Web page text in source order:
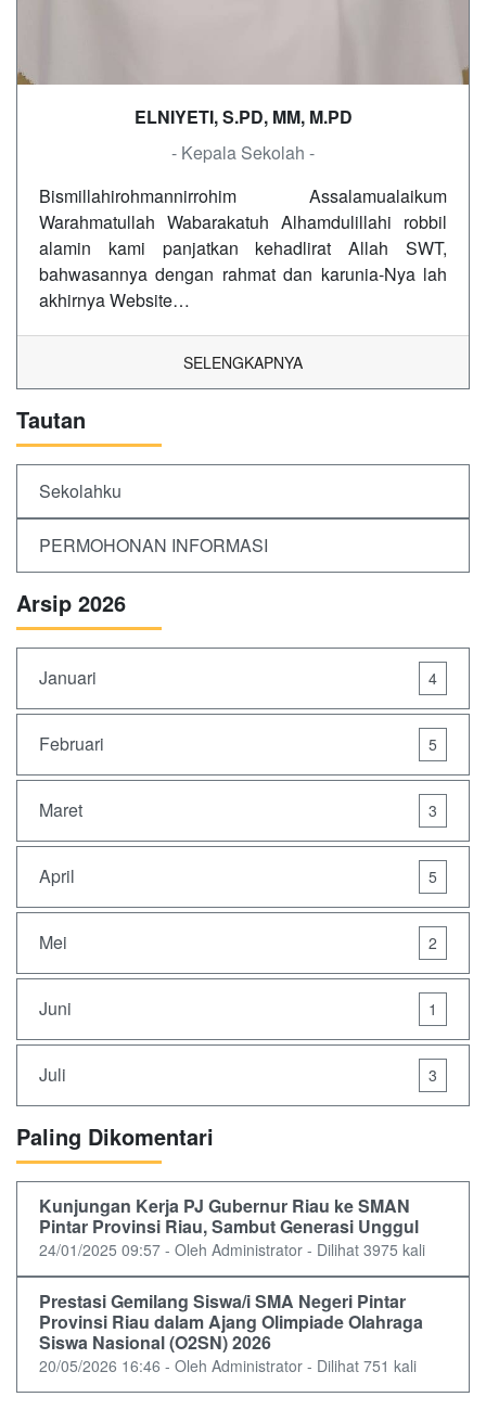
ELNIYETI, S.PD, MM, M.PD
- Kepala Sekolah -
Bismillahirohmannirrohim Assalamualaikum
Warahmatullah Wabarakatuh Alhamdulillahi robbil
alamin kami panjatkan kehadlirat Allah SWT,
bahwasannya dengan rahmat dan karunia-Nya lah
akhirnya Website…
SELENGKAPNYA
Tautan
Sekolahku
PERMOHONAN INFORMASI
Arsip 2026
Januari 4
Februari 5
Maret 3
April 5
Mei 2
Juni 1
Juli 3
Paling Dikomentari
Kunjungan Kerja PJ Gubernur Riau ke SMAN
Pintar Provinsi Riau, Sambut Generasi Unggul
24/01/2025 09:57 - Oleh Administrator - Dilihat 3975 kali
Prestasi Gemilang Siswa/i SMA Negeri Pintar
Provinsi Riau dalam Ajang Olimpiade Olahraga
Siswa Nasional (O2SN) 2026
20/05/2026 16:46 - Oleh Administrator - Dilihat 751 kali